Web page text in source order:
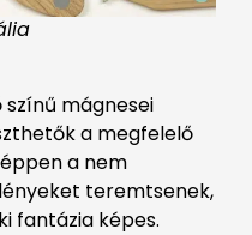
mágnesei
a megfelelő
a nem
teremtsenek,
fantázia képes.